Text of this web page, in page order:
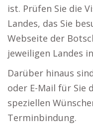
ist. Prüfen Sie die
Landes, das Sie
Webseite der
jeweiligen Landes
Darüber hinaus
oder E-Mail für Sie
speziellen
Terminbindung.